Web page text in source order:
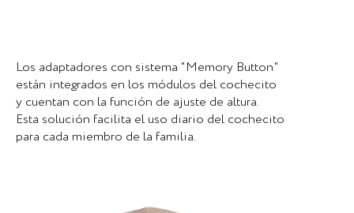
Los adaptadores con sistema "Memory Button"
están integrados en los módulos del cochecito
y cuentan con la función de ajuste de altura.
Esta solución facilita el uso diario del cochecito
para cada miembro de la familia.